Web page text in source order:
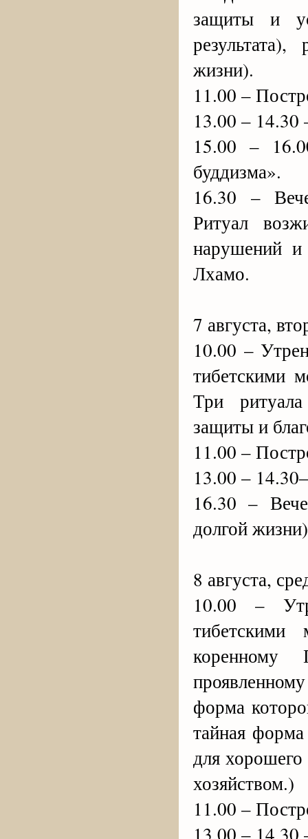
защиты и
жизни).
11.00 –
13.00 – 14.30
15.00 –
буддизма».
16.30 –
Ритуал
нарушений
Лхамо.
7 августа,
10.00 –
тибетскими
Три
защиты и
11.00 –
13.00 –
16.30 –
долгой
8 августа,
10.00 –
форма
тайная
для хорошего
хозяйством.)
11.00 –